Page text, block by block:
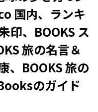
国内、ランキ
印、BOOKS ス
旅の名言＆
、BOOKS 旅の
のガイド